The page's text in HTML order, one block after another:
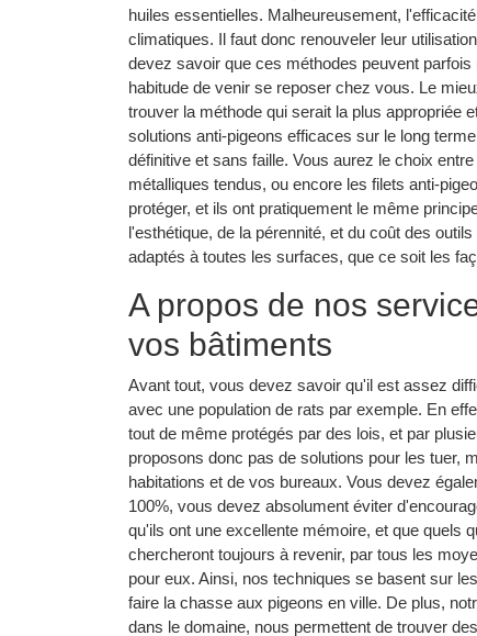
huiles essentielles. Malheureusement,
climatiques. Il faut donc renouveler leur
devez savoir que ces méthodes peuvent
habitude de venir se reposer chez vous. Le
trouver la méthode qui serait la plus appropriée
solutions anti-pigeons efficaces sur le long
définitive et sans faille. Vous aurez le choix
métalliques tendus, ou encore les filets anti-
protéger, et ils ont pratiquement le même
l'esthétique, de la pérennité, et du coût des
adaptés à toutes les surfaces, que ce soit les
A propos de nos
vos bâtiments
Avant tout, vous devez savoir qu'il est assez
avec une population de rats par exemple. En
tout de même protégés par des lois, et par
proposons donc pas de solutions pour les tuer,
habitations et de vos bureaux. Vous devez
100%, vous devez absolument éviter
qu'ils ont une excellente mémoire, et que quels
chercheront toujours à revenir, par tous les
pour eux. Ainsi, nos techniques se basent sur
faire la chasse aux pigeons en ville. De plus,
dans le domaine, nous permettent de trouver